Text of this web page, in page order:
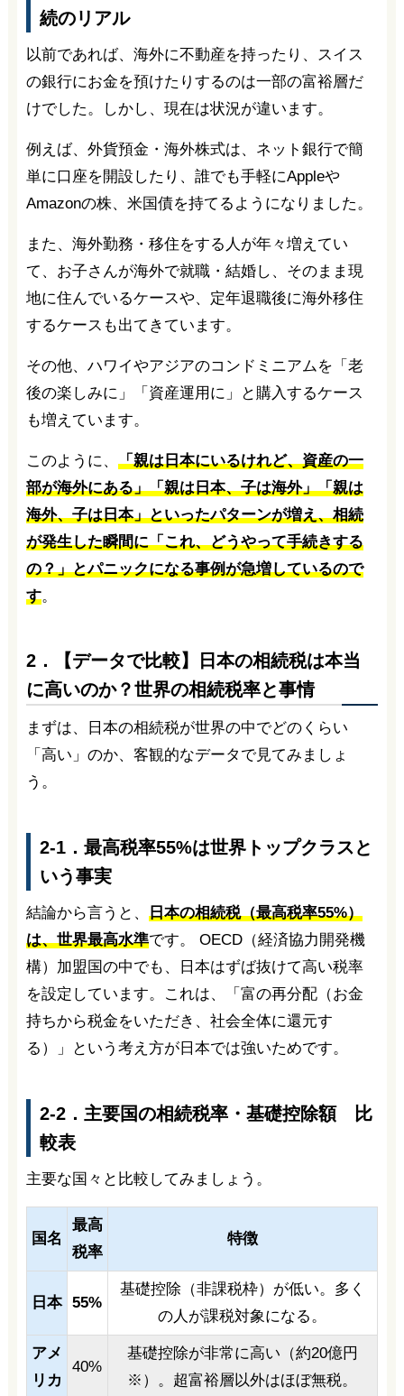
続のリアル
以前であれば、海外に不動産を持ったり、スイス
の銀行にお金を預けたりするのは一部の富裕層だ
けでした。しかし、現在は状況が違います。
例えば、外貨預金・海外株式は、ネット銀行で簡
単に口座を開設したり、誰でも手軽にAppleや
Amazonの株、米国債を持てるようになりました。
また、海外勤務・移住をする人が年々増えてい
て、お子さんが海外で就職・結婚し、そのまま現
地に住んでいるケースや、定年退職後に海外移住
するケースも出てきています。
その他、ハワイやアジアのコンドミニアムを「老
後の楽しみに」「資産運用に」と購入するケース
も増えています。
このように、 「親は日本にいるけれど、資産の一
部が海外にある」「親は日本、子は海外」「親は
海外、子は日本」といったパターンが増え、相続
が発生した瞬間に「これ、どうやって手続きする
の？」とパニックになる事例が急増しているので
す。
2．【データで比較】日本の相続税は本当
に高いのか？世界の相続税率と事情
まずは、日本の相続税が世界の中でどのくらい
「高い」のか、客観的なデータで見てみましょ
う。
2-1．最高税率55%は世界トップクラスと
いう事実
結論から言うと、 日本の相続税（最高税率55%）
は、世界最高水準です。 OECD（経済協力開発機
構）加盟国の中でも、日本はずば抜けて高い税率
を設定しています。これは、「富の再分配（お金
持ちから税金をいただき、社会全体に還元す
る）」という考え方が日本では強いためです。
2-2．主要国の相続税率・基礎控除額 比
較表
主要な国々と比較してみましょう。
国名
最高
税率
特徴
日本 55%
基礎控除（非課税枠）が低い。多く
の人が課税対象になる。
アメ
リカ
40%
基礎控除が非常に高い（約20億円
※）。超富裕層以外はほぼ無税。